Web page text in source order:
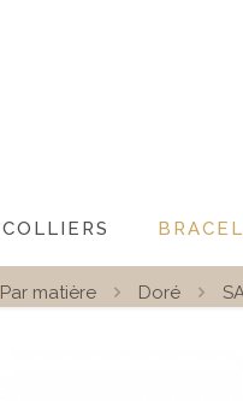
COLLIERS
Par matière Doré